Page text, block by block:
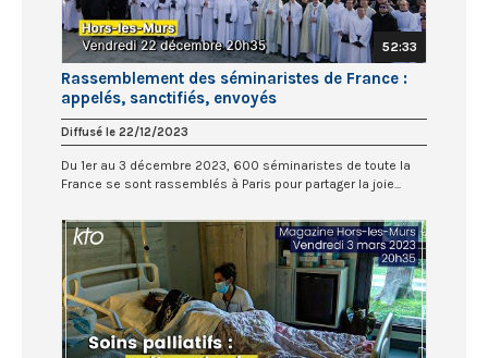
52:33
Rassemblement des séminaristes de France :
appelés, sanctifiés, envoyés
Diffusé le 22/12/2023
Du 1er au 3 décembre 2023, 600 séminaristes de toute la
France se sont rassemblés à Paris pour partager la joie...